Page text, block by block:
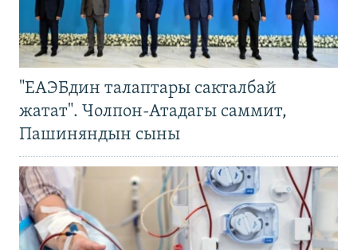
"ЕАЭБдин талаптары сакталбай
жатат". Чолпон-Атадагы саммит,
Пашиняндын сыны